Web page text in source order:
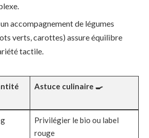
accompagnement de légumes
verts, carottes) assure équilibre
tactile.
Astuce culinaire 🍳
Privilégier le bio ou label
rouge